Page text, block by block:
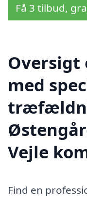
Få 3 tilbud,
Oversigt
med
Vejle
Find en